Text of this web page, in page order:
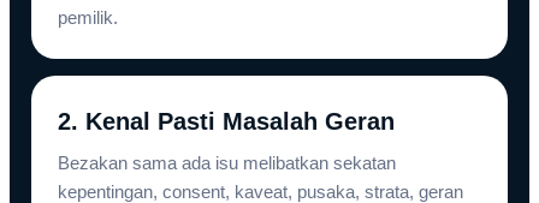
pemilik.
2. Kenal Pasti Masalah Geran
Bezakan sama ada isu melibatkan sekatan
kepentingan, consent, kaveat, pusaka, strata, geran